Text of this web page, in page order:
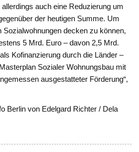
auch eine Reduzierung um
der heutigen Summe. Um
Sozialwohnungen decken zu können,
5 Mrd. Euro – davon 2,5 Mrd.
Kofinanzierung durch die Länder –
Sozialer Wohnungsbau mit
ausgestatteter Förderung“,
Berlin von Edelgard Richter / Dela